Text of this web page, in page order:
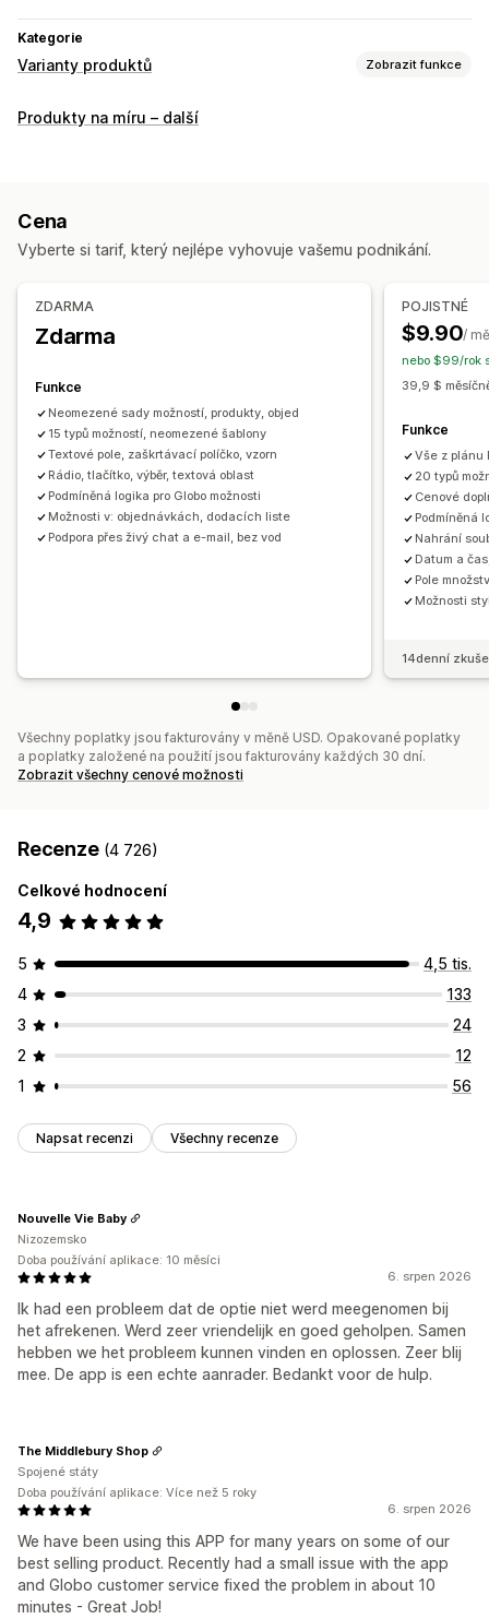
Kategorie
Varianty produktů Zobrazit funkce
Přizpůsobení
Dárkové balení
Tabulky velikostí
Náhled Překlad Import a export
Nacenění
Dynamické nacenění
Poplatky za nastavení Prémiové příplatky
Skladové zásoby
Skrytí produktů, které nejsou skladem
Ruční aktualizace Automatické aktualizace
Produkty na míru – další
Cena
Vyberte si tarif, který nejlépe vyhovuje vašemu podnikání.
ZDARMA
Zdarma
Funkce
Neomezené sady možností, produkty, objed
15 typů možností, neomezené šablony
Textové pole, zaškrtávací políčko, vzorn
Rádio, tlačítko, výběr, textová oblast
Podmíněná logika pro Globo možnosti
Možnosti v: objednávkách, dodacích liste
Podpora přes živý chat a e-mail, bez vod
POJISTNÉ
$9.90/
nebo $99/rok
39,9 $
Funkce
Vše z plánu
20 typů
Cenové
Podmíněná
Nahrání
Datum a
Pole
Možnosti
14denní
Všechny poplatky jsou fakturovány v měně USD. Opakované poplatky
a poplatky založené na použití jsou fakturovány každých 30 dní.
Zobrazit všechny cenové možnosti
Recenze (4 726)
Celkové hodnocení
4,9
5
4,5 tis.
4
133
3
24
2
12
1
56
Napsat recenzi Všechny recenze
6. srpen 2026
Ik had een probleem dat de optie niet werd meegenomen bij
het afrekenen. Werd zeer vriendelijk en goed geholpen. Samen
hebben we het probleem kunnen vinden en oplossen. Zeer blij
mee. De app is een echte aanrader. Bedankt voor de hulp.
Nouvelle Vie Baby
Nizozemsko
Doba používání aplikace: 10 měsíci
6. srpen 2026
We have been using this APP for many years on some of our
best selling product. Recently had a small issue with the app
and Globo customer service fixed the problem in about 10
minutes - Great Job!
The Middlebury Shop
Spojené státy
Doba používání aplikace: Více než 5 roky